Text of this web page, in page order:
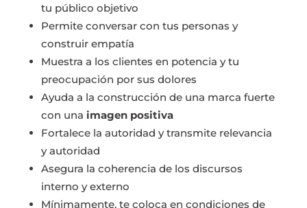
tu público objetivo
Permite conversar con tus personas y
construir empatía
Muestra a los clientes en potencia y tu
preocupación por sus dolores
Ayuda a la construcción de una marca fuerte
con una imagen positiva
Fortalece la autoridad y transmite relevancia
y autoridad
Asegura la coherencia de los discursos
interno y externo
Mínimamente, te coloca en condiciones de